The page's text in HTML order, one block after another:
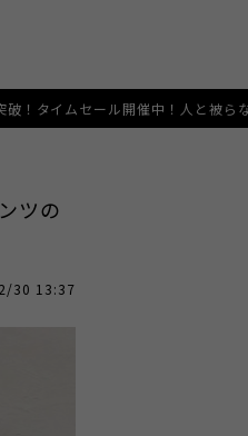
人と被らない希少なデザインを
ツの
30 13:37